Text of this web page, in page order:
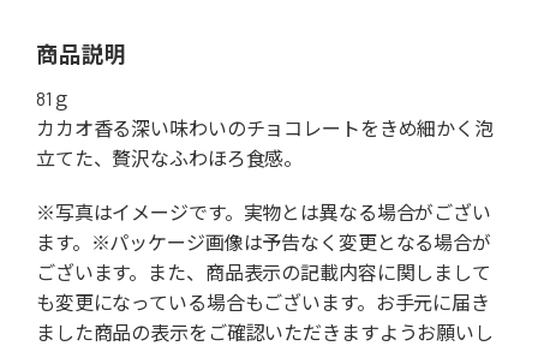
商品説明
81ｇ
カカオ香る深い味わいのチョコレートをきめ細かく泡
立てた、贅沢なふわほろ食感。
※写真はイメージです。実物とは異なる場合がござい
ます。※パッケージ画像は予告なく変更となる場合が
ございます。また、商品表示の記載内容に関しまして
も変更になっている場合もございます。お手元に届き
ました商品の表示をご確認いただきますようお願いし